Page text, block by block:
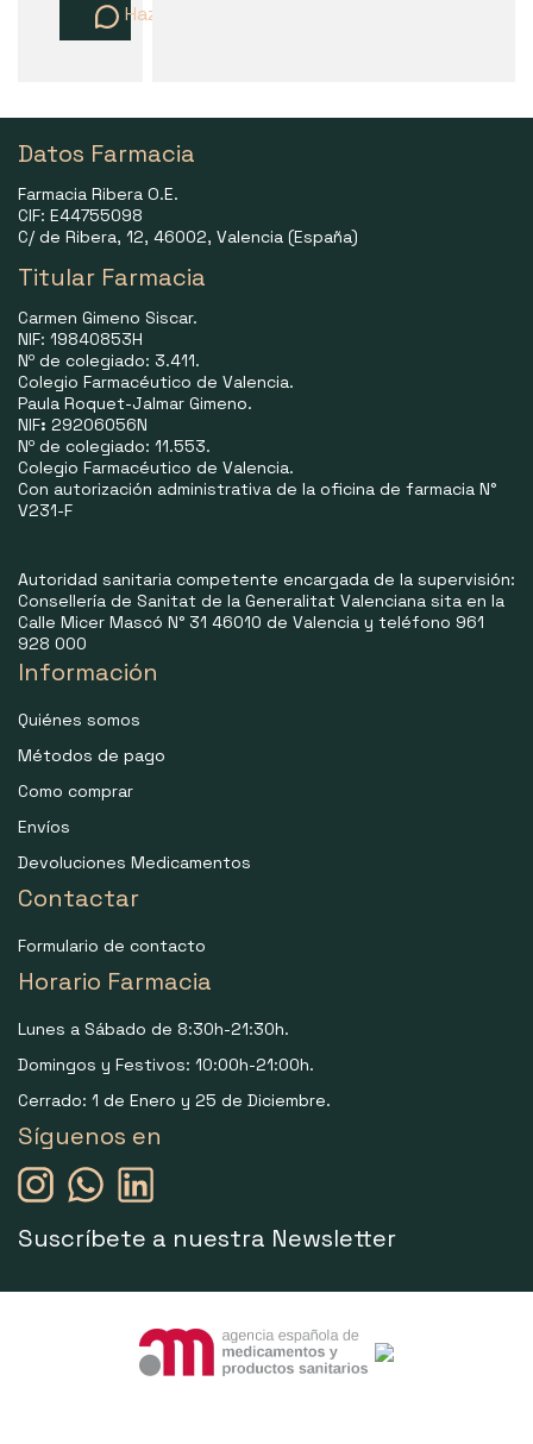
Haz una pregunta
Datos Farmacia
Farmacia Ribera O.E.
CIF: E44755098
C/ de Ribera, 12, 46002, Valencia (España)
Titular Farmacia
Carmen Gimeno Siscar.
NIF: 19840853H
Nº de colegiado: 3.411.
Colegio Farmacéutico de Valencia.
Paula Roquet-Jalmar Gimeno.
NIF: 29206056N
Nº de colegiado: 11.553.
Colegio Farmacéutico de Valencia.
Con autorización administrativa de la oficina de farmacia N°
V231-F
Autoridad sanitaria competente encargada de la supervisión:
Consellería de Sanitat de la Generalitat Valenciana sita en la
Calle Micer Mascó N° 31 46010 de Valencia y teléfono 961
928 000
Información
Quiénes somos
Métodos de pago
Como comprar
Envíos
Devoluciones Medicamentos
Contactar
Formulario de contacto
Horario Farmacia
Lunes a Sábado de 8:30h-21:30h.
Domingos y Festivos: 10:00h-21:00h.
Cerrado: 1 de Enero y 25 de Diciembre.
Síguenos en
Suscríbete a nuestra Newsletter